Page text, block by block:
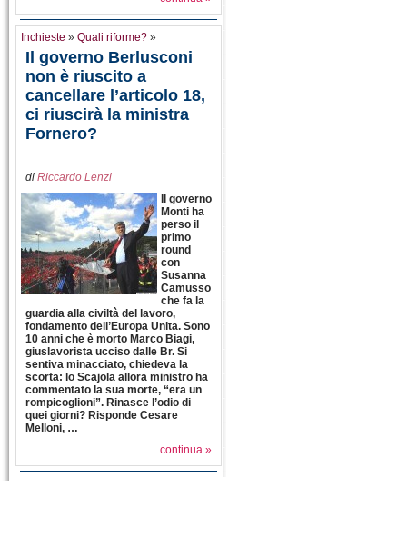
Inchieste » Quali riforme? »
Il governo Berlusconi
non è riuscito a
cancellare l’articolo 18,
ci riuscirà la ministra
Fornero?
di Riccardo Lenzi
Il governo
Monti ha
perso il
primo
round
con
Susanna
Camusso
che fa la
guardia alla civiltà del lavoro,
fondamento dell’Europa Unita. Sono
10 anni che è morto Marco Biagi,
giuslavorista ucciso dalle Br. Si
sentiva minacciato, chiedeva la
scorta: lo Scajola allora ministro ha
commentato la sua morte, “era un
rompicoglioni”. Rinasce l’odio di
quei giorni? Risponde Cesare
Melloni, …
continua »